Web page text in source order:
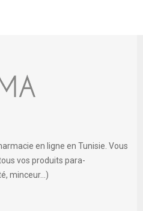
en ligne en Tunisie. Vous
vos produits para-
minceur...)